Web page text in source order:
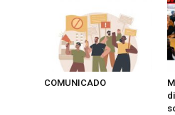
COMUNICADO